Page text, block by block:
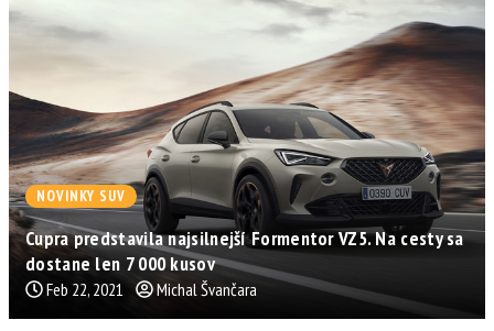
NOVINKY SUV
Cupra predstavila najsilnejší Formentor VZ5. Na cesty sa
dostane len 7 000 kusov
Feb 22, 2021 Michal Švančara